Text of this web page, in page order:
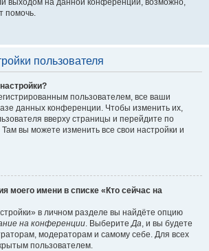
выходом на данной конференции, возможно,
помочь.
пользователя
пользователем, все ваши
данных конференции. Чтобы изменить их,
вверху страницы и перейдите по
Там вы можете изменить все свои настройки и
моего имени в списке «Кто сейчас на
в личном разделе вы найдёте опцию
на конференции. ВыберитеДа, и вы будете
модераторам и самому себе. Для всех
пользователем.